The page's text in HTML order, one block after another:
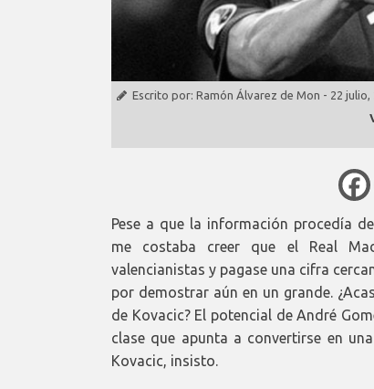
Escrito por: Ramón Álvarez de Mon - 22 julio,
Pese a que la información procedía
me costaba creer que el Real
valencianistas y pagase una cifra
por demostrar aún en un grande.
de Kovacic? El potencial de André
clase que apunta a convertirse en
Kovacic, insisto.